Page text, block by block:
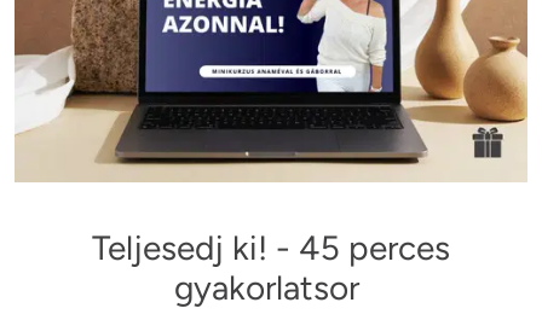
Teljesedj ki! - 45 perces
gyakorlatsor